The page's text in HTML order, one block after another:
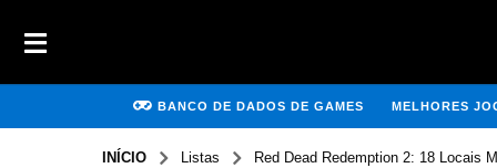
BANCO DE DADOS DE GAMES MELHORES
INÍCIO Listas Red Dead Redemption 2: 18 Locais